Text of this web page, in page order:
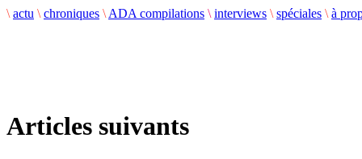
\ actu \ chroniques \ ADA compilations \ interviews \ spéciales \ à
Articles suivants